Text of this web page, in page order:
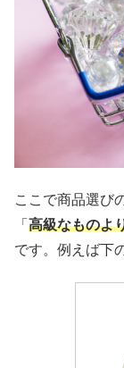
ここで商品選び
「 高級なものよ
です。例えば下